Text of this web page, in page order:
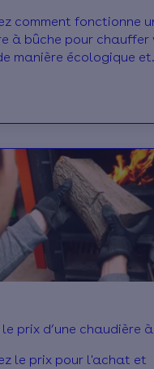
comment fonctionne
à bûche pour chauffer
manière écologique et
prix d’une chaudière
le prix pour l'achat et